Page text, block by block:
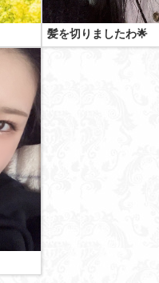
髪を切りましたわ🌟